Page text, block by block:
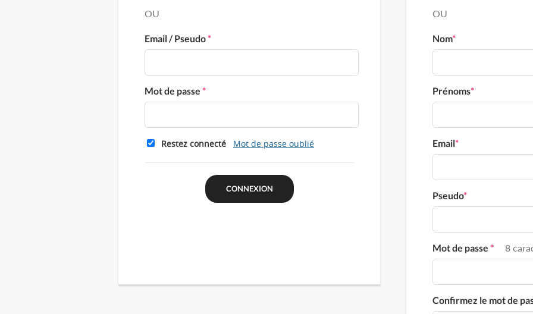
OU
Email / Pseudo*
Mot de passe *
Restez connecté Mot de passe oublié
OU
Nom*
Prénoms*
Email*
Pseudo*
Mot de passe * 8
Confirmez le mot de